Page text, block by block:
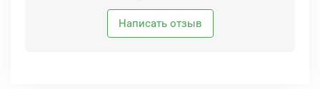
Написать отзыв